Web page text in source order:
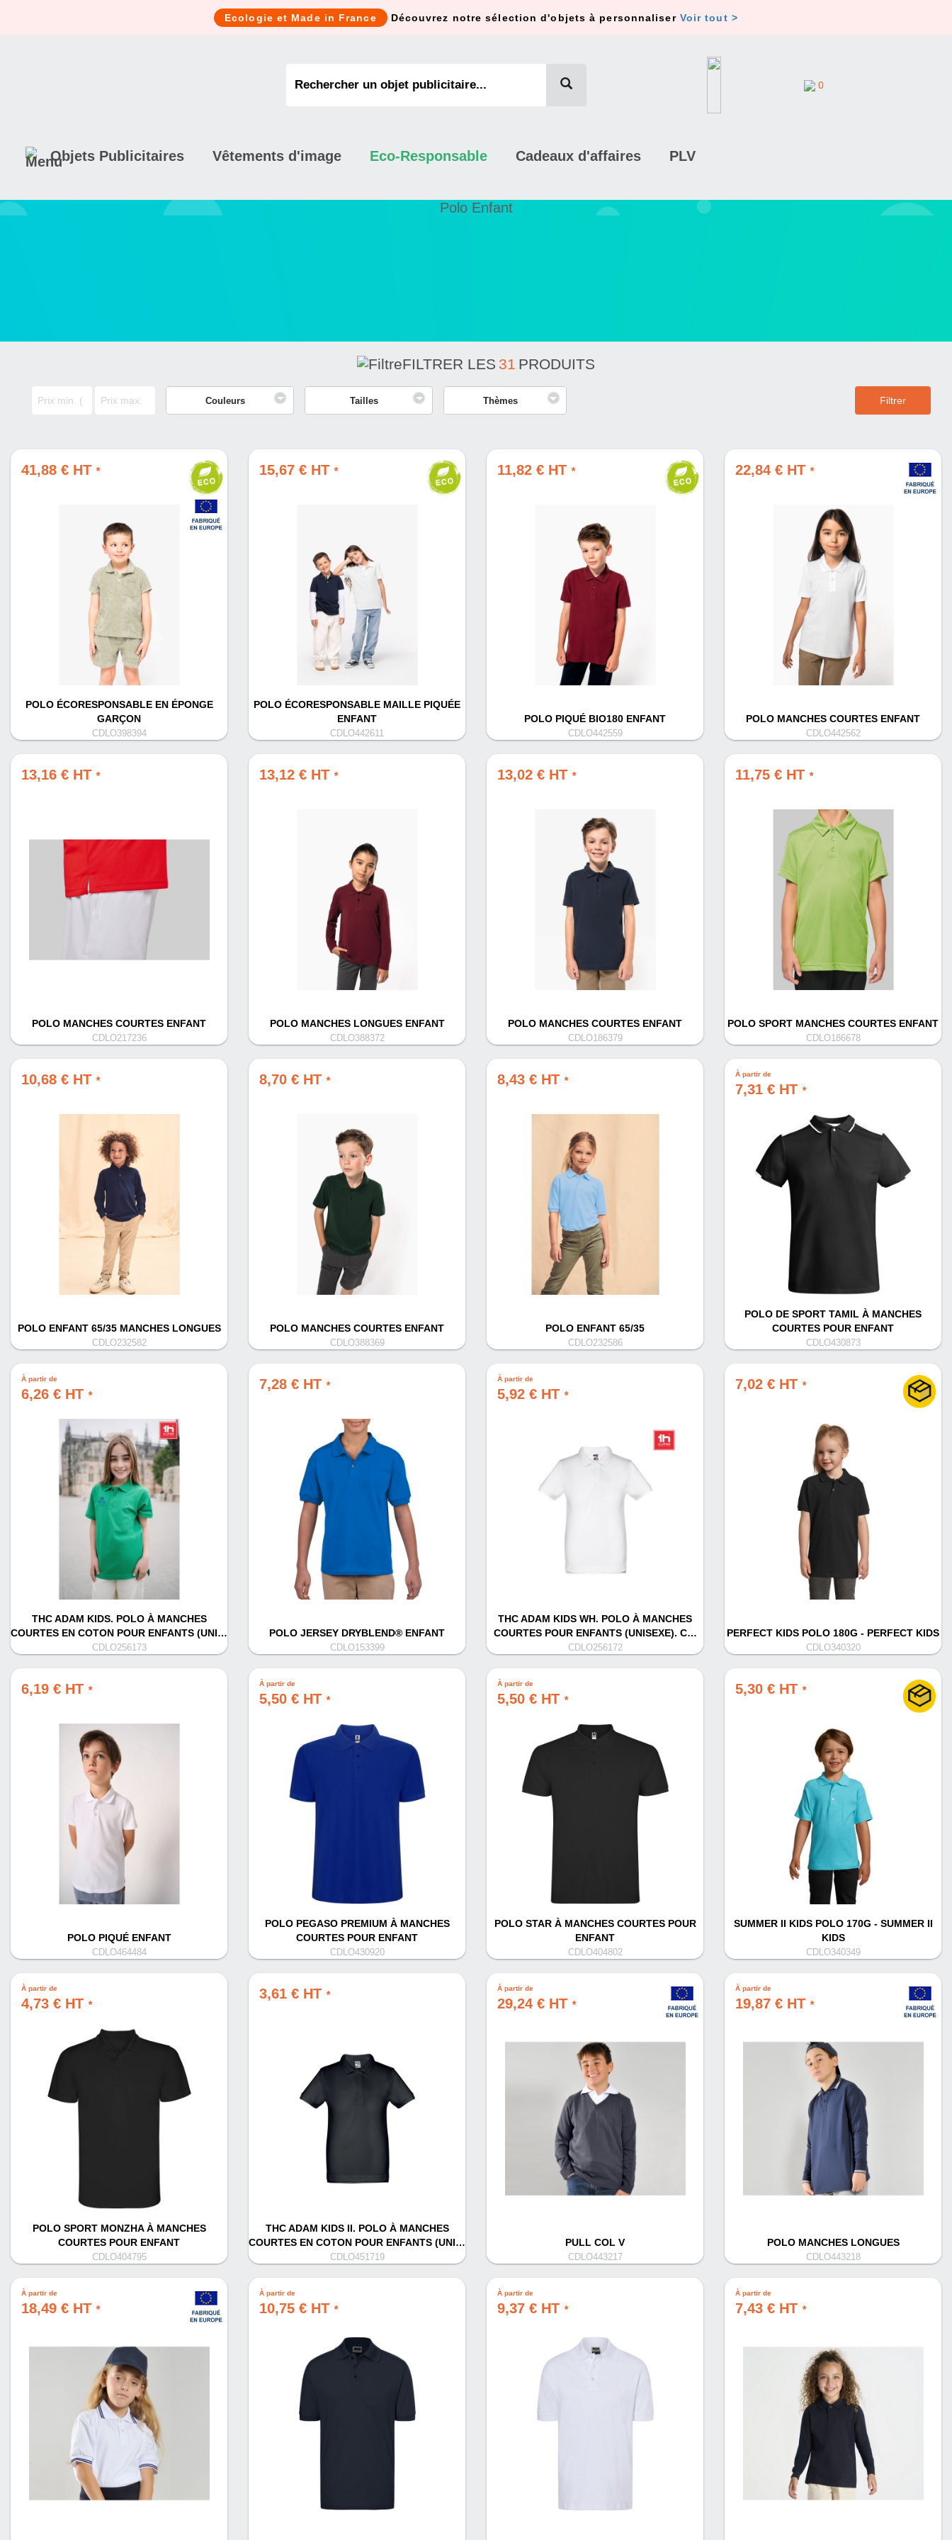
Ecologie et Made in France Découvrez notre sélection d'objets à personnaliser Voir tout >
0
Objets Publicitaires Vêtements d'image Eco-Responsable Cadeaux d'affaires PLV
Polo Enfant
FILTRER LES 31 PRODUITS
Couleurs Tailles Thèmes Filtrer
41,88 € HT *
POLO ÉCORESPONSABLE EN ÉPONGE
GARÇON
CDLO398394
15,67 € HT *
POLO ÉCORESPONSABLE MAILLE PIQUÉE
ENFANT
CDLO442611
11,82 € HT *
POLO PIQUÉ BIO180 ENFANT
CDLO442559
22,84 € HT *
POLO MANCHES COURTES ENFANT
CDLO442562
13,16 € HT *
POLO MANCHES COURTES ENFANT
CDLO217236
13,12 € HT *
POLO MANCHES LONGUES ENFANT
CDLO388372
13,02 € HT *
POLO MANCHES COURTES ENFANT
CDLO186379
11,75 € HT *
POLO SPORT MANCHES COURTES ENFANT
CDLO186678
10,68 € HT *
POLO ENFANT 65/35 MANCHES LONGUES
CDLO232582
8,70 € HT *
POLO MANCHES COURTES ENFANT
CDLO388369
8,43 € HT *
POLO ENFANT 65/35
CDLO232586
À partir de
7,31 € HT *
POLO DE SPORT TAMIL À MANCHES
COURTES POUR ENFANT
CDLO430873
À partir de
6,26 € HT *
THC ADAM KIDS. POLO À MANCHES
COURTES EN COTON POUR ENFANTS (UNI…
CDLO256173
7,28 € HT *
POLO JERSEY DRYBLEND® ENFANT
CDLO153399
À partir de
5,92 € HT *
THC ADAM KIDS WH. POLO À MANCHES
COURTES POUR ENFANTS (UNISEXE). C…
CDLO256172
7,02 € HT *
PERFECT KIDS POLO 180G - PERFECT KIDS
CDLO340320
6,19 € HT *
POLO PIQUÉ ENFANT
CDLO464484
À partir de
5,50 € HT *
POLO PEGASO PREMIUM À MANCHES
COURTES POUR ENFANT
CDLO430920
À partir de
5,50 € HT *
POLO STAR À MANCHES COURTES POUR
ENFANT
CDLO404802
5,30 € HT *
SUMMER II KIDS POLO 170G - SUMMER II
KIDS
CDLO340349
À partir de
4,73 € HT *
POLO SPORT MONZHA À MANCHES
COURTES POUR ENFANT
CDLO404795
3,61 € HT *
THC ADAM KIDS II. POLO À MANCHES
COURTES EN COTON POUR ENFANTS (UNI…
CDLO451719
À partir de
29,24 € HT *
PULL COL V
CDLO443217
À partir de
19,87 € HT *
POLO MANCHES LONGUES
CDLO443218
À partir de
18,49 € HT *
À partir de
10,75 € HT *
À partir de
9,37 € HT *
À partir de
7,43 € HT *